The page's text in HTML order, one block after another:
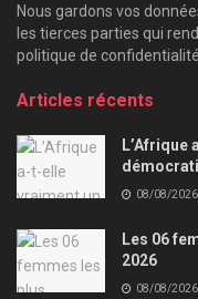
Nous gardons vos
les tierces parties qui
politique de
Articles récents
L’Afrique
08/08/2026
Les 06
2026
08/08/2026